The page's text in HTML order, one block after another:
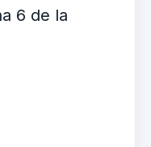
6 de la